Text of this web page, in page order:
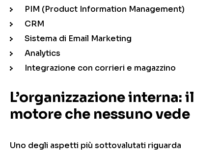
PIM (Product Information Management)
CRM
Sistema di Email Marketing
Analytics
Integrazione con corrieri e magazzino
L’organizzazione interna: il
motore che nessuno vede
Uno degli aspetti più sottovalutati riguarda